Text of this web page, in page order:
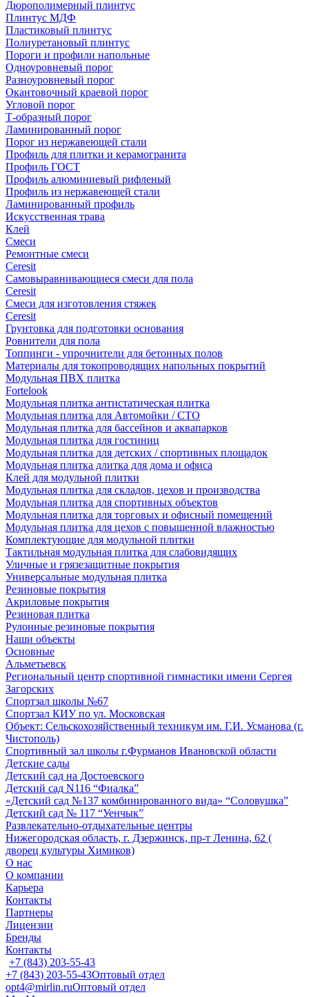
Дюрополимерный плинтус
Плинтус МДФ
Пластиковый плинтус
Полиуретановый плинтус
Пороги и профили напольные
Одноуровневый порог
Разноуровневый порог
Окантовочный краевой порог
Угловой порог
Т-образный порог
Ламинированный порог
Порог из нержавеющей стали
Профиль для плитки и керамогранита
Профиль ГОСТ
Профиль алюминиевый рифленый
Профиль из нержавеющей стали
Ламинированный профиль
Искусственная трава
Клей
Смеси
Ремонтные смеси
Ceresit
Самовыравнивающиеся смеси для пола
Ceresit
Смеси для изготовления стяжек
Ceresit
Грунтовка для подготовки основания
Ровнители для пола
Топпинги - упрочнители для бетонных полов
Материалы для токопроводящих напольных покрытий
Модульная ПВХ плитка
Fortelook
Модульная плитка антистатическая плитка
Модульная плитка для Автомойки / СТО
Модульная плитка для бассейнов и аквапарков
Модульная плитка для гостиниц
Модульная плитка для детских / спортивных площадок
Модульная плитка длитка для дома и офиса
Клей для модульной плитки
Модульная плитка для складов, цехов и производства
Модульная плитка для спортивных объектов
Модульная плитка для торговых и офисный помещений
Модульная плитка для цехов с повышенной влажностью
Комплектующие для модульной плитки
Тактильная модульная плитка для слабовидящих
Уличные и грязезащитные покрытия
Универсальные модульная плитка
Резиновые покрытия
Акриловые покрытия
Резиновая плитка
Рулонные резиновые покрытия
Наши объекты
Основные
Альметьевск
Региональный центр спортивной гимнастики имени Сергея
Загорских
Спортзал школы №67
Спортзал КИУ по ул. Московская
Объект: Сельскохозяйственный техникум им. Г.И. Усманова (г.
Чистополь)
Спортивный зал школы г.Фурманов Ивановской области
Детские сады
Детский сад на Достоевского
Детский сад N116 “Фиалка”
«Детский сад №137 комбинированного вида» “Соловушка”
Детский сад № 117 “Уенчык”
Развлекательно-отдыхательные центры
Нижегородская область, г. Дзержинск, пр-т Ленина, 62 (
дворец культуры Химиков)
О нас
О компании
Карьера
Контакты
Партнеры
Лицензии
Бренды
Контакты
+7 (843) 203-55-43
+7 (843) 203-55-43Оптовый отдел
opt4@mirlin.ruОптовый отдел